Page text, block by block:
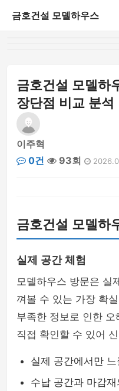
금호건설 모델하우스
금호건설 모델하
장단점 비교 분석
이주혁
0건
93회
금호건설 모델하
실제 공간 체험
모델하우스 방문은 실
껴볼 수 있는 가장 확
부족한 정보로 인한 오
직접 확인할 수 있어
실제 공간에서만
수납 공간과 마감재